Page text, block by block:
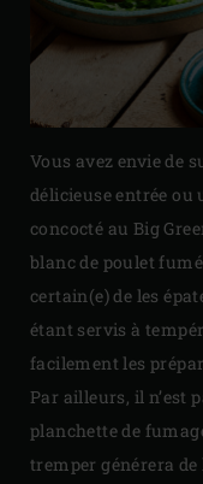
Vous avez envie de
délicieuse entrée
concocté au Big
blanc de poulet
certain(e) de les
étant servis à
facilement les
Par ailleurs, il n’est
planchette de
tremper générera de